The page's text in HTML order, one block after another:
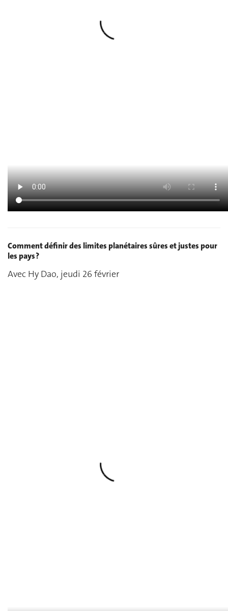
Comment définir des limites planétaires sûres et justes pour
les pays ?
Avec Hy Dao, jeudi 26 février